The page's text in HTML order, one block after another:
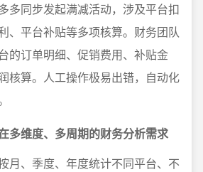
多同步发起满减活动，涉及平台扣
、平台补贴等多项核算。财务团队
的订单明细、促销费用、补贴金
核算。人工操作极易出错，自动化
多维度、多周期的财务分析需求
月、季度、年度统计不同平台、不